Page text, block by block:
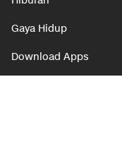
Gaya Hidup
Download Apps